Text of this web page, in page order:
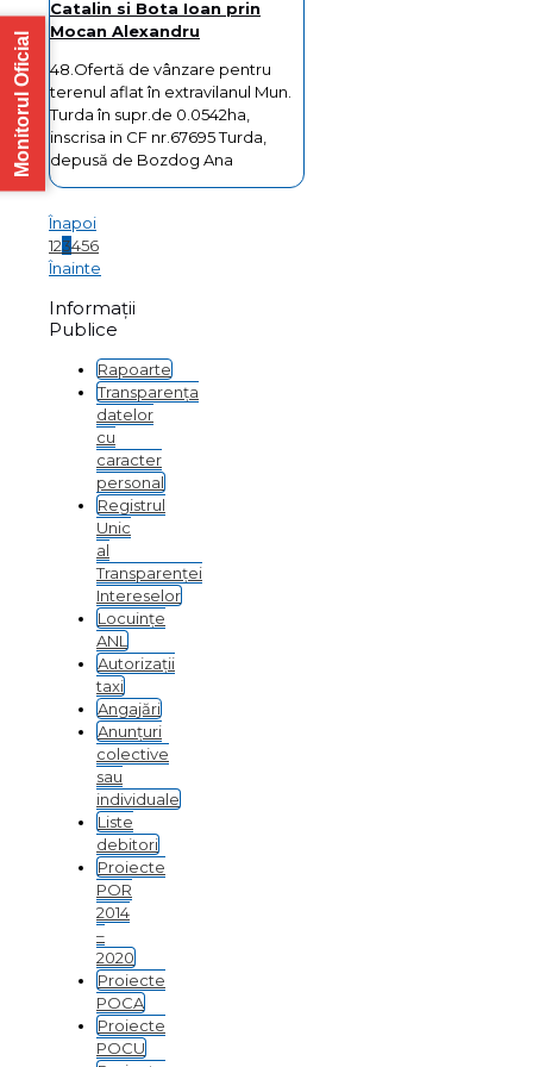
Catalin si Bota Ioan prin
Mocan Alexandru
48.Ofertă de vânzare pentru
terenul aflat în extravilanul Mun.
Turda în supr.de 0.0542ha,
inscrisa in CF nr.67695 Turda,
depusă de Bozdog Ana
Înapoi
123456
Înainte
Informații
Publice
Rapoarte
Transparența
datelor
cu
caracter
personal
Registrul
Unic
al
Transparenței
Intereselor
Locuințe
ANL
Autorizații
taxi
Angajări
Anunțuri
colective
sau
individuale
Liste
debitori
Proiecte
POR
2014
–
2020
Proiecte
POCA
Proiecte
POCU
Monitorul Oficial